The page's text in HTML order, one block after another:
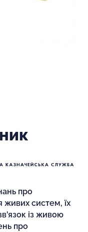
про
живих систем, їх
із живою
про